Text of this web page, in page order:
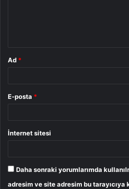
Ad *
E-posta *
İnternet sitesi
Daha sonraki yorumlarımda
adresim ve site adresim bu tarayıcıya